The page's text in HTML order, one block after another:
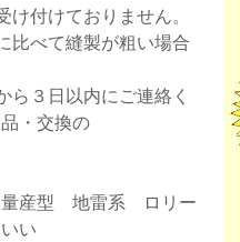
付けておりません。
比べて縫製が粗い場合
ら３日以内にご連絡く
・交換の
産型 地雷系 ロリー
い